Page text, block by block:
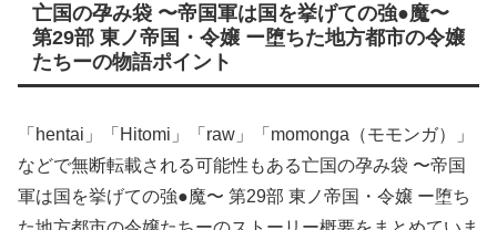
亡国の孕み袋 〜帝国軍は国を挙げての強●魔〜
第29部 東ノ帝国・令嬢 ー堕ちた地方都市の令嬢
たちーの物語ポイント
「hentai」「Hitomi」「raw」「momonga（モモンガ）」
などで無断転載される可能性もある亡国の孕み袋 〜帝国
軍は国を挙げての強●魔〜 第29部 東ノ帝国・令嬢 ー堕ち